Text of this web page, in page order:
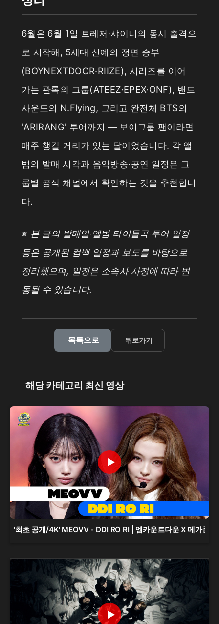
6월은 6월 1일 트레저·샤이니의 동시 출격으
로 시작해, 5세대 신예의 정면 승부
(BOYNEXTDOOR·RIIZE), 시리즈를 이어
가는 관록의 그룹(ATEEZ·EPEX·ONF), 밴드
사운드의 N.Flying, 그리고 완전체 BTS의
'ARIRANG' 투어까지 — 보이그룹 팬이라면
매주 챙길 거리가 있는 달이었습니다. 각 앨
범의 발매 시각과 음악방송·공연 일정은 그
룹별 공식 채널에서 확인하는 것을 추천합니
다.
※ 본 글의 발매일·앨범·타이틀곡·투어 일정
등은 공개된 컴백 일정과 보도를 바탕으로
정리했으며, 일정은 소속사 사정에 따라 변
동될 수 있습니다.
목록으로 뒤로가기
해당 카테고리 최신 영상
'최초 공개/4K' MEOVV - DDI RO RI | 엠카운트다운 X 메가콘